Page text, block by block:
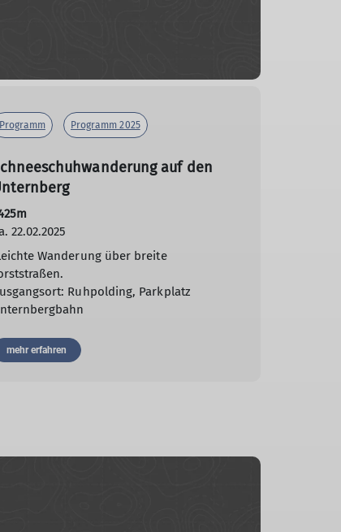
Programm Programm 2025
auf den
22.02.2025
Wanderung über breite
Ruhpolding, Parkplatz
mehr erfahren